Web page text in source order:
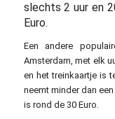
slechts 2 uur en
Euro.
Een andere
Amsterdam, met elk
en het treinkaartje is
neemt minder dan
is rond de 30 Euro.